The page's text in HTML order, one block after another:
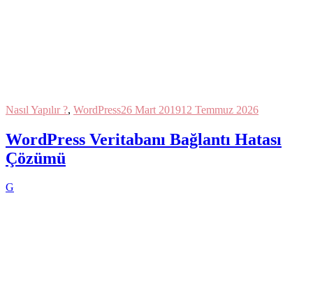
Nasıl Yapılır ?, WordPress26 Mart 201912 Temmuz 2026
WordPress Veritabanı Bağlantı Hatası
Çözümü
G